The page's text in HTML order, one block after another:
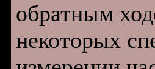
обратным
некоторых